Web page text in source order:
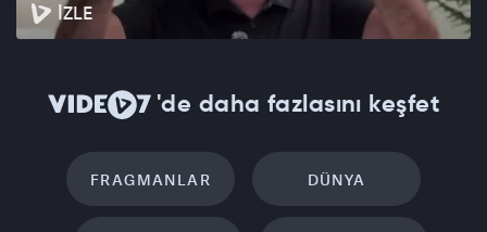
İZLE
'de daha fazlasını keşfet
FRAGMANLAR DÜNYA